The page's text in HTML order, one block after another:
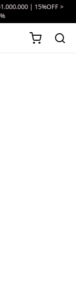
| 15%OFF >